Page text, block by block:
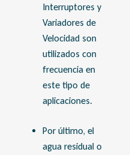
Interruptores y
Variadores de
Velocidad son
utilizados con
frecuencia en
este tipo de
aplicaciones.
Por último, el
agua residual o